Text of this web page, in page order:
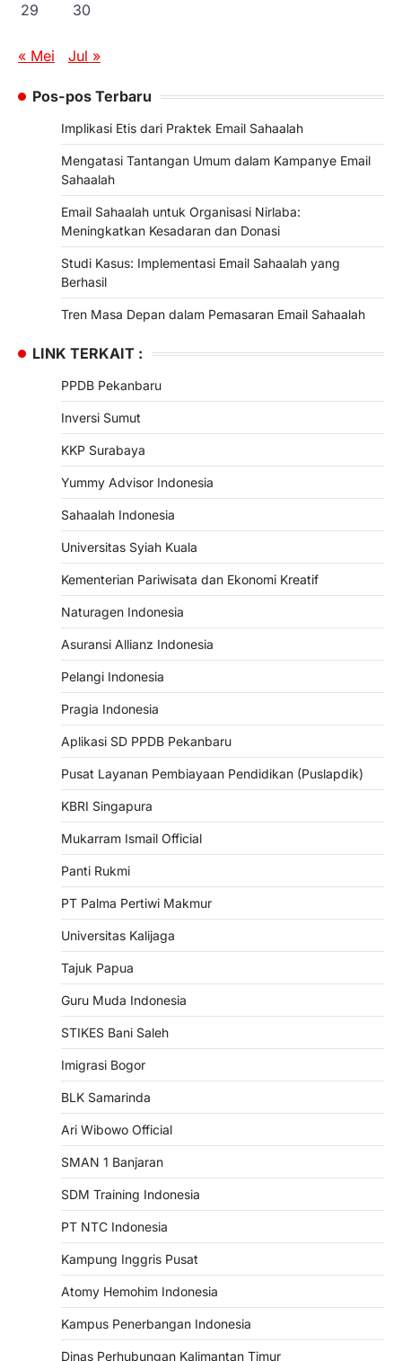
29
30
« Mei Jul »
Pos-pos Terbaru
Implikasi Etis dari Praktek Email Sahaalah
Mengatasi Tantangan Umum dalam Kampanye Email
Sahaalah
Email Sahaalah untuk Organisasi Nirlaba:
Meningkatkan Kesadaran dan Donasi
Studi Kasus: Implementasi Email Sahaalah yang
Berhasil
Tren Masa Depan dalam Pemasaran Email Sahaalah
LINK TERKAIT :
PPDB Pekanbaru
Inversi Sumut
KKP Surabaya
Yummy Advisor Indonesia
Sahaalah Indonesia
Universitas Syiah Kuala
Kementerian Pariwisata dan Ekonomi Kreatif
Naturagen Indonesia
Asuransi Allianz Indonesia
Pelangi Indonesia
Pragia Indonesia
Aplikasi SD PPDB Pekanbaru
Pusat Layanan Pembiayaan Pendidikan (Puslapdik)
KBRI Singapura
Mukarram Ismail Official
Panti Rukmi
PT Palma Pertiwi Makmur
Universitas Kalijaga
Tajuk Papua
Guru Muda Indonesia
STIKES Bani Saleh
Imigrasi Bogor
BLK Samarinda
Ari Wibowo Official
SMAN 1 Banjaran
SDM Training Indonesia
PT NTC Indonesia
Kampung Inggris Pusat
Atomy Hemohim Indonesia
Kampus Penerbangan Indonesia
Dinas Perhubungan Kalimantan Timur